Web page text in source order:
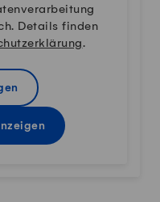
Details finden
.